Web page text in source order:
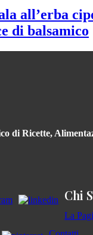
all’erba
di balsamico
di Ricette,
Chi
La